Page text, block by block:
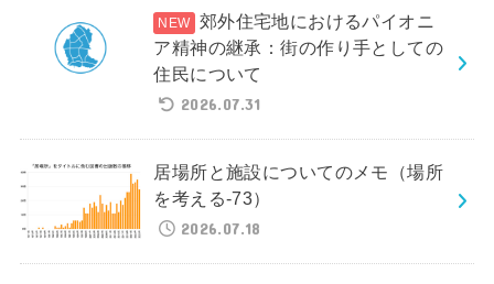
郊外住宅地におけるパイオニ
ア精神の継承：街の作り手としての
住民について
2026.07.31
居場所と施設についてのメモ（場所
を考える-73）
2026.07.18